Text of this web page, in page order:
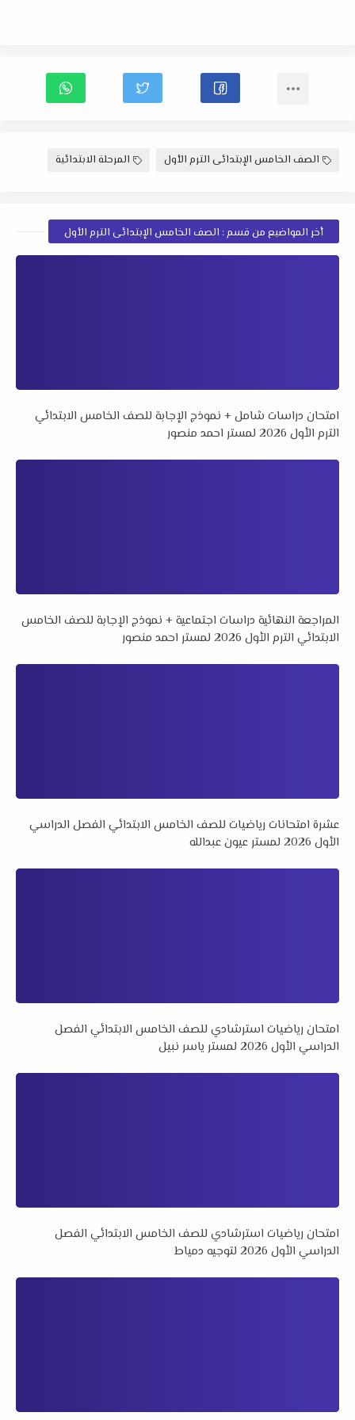
الصف الخامس الإبتدائى الترم الأول المرحلة الابتدائية
أخر المواضيع من قسم : الصف الخامس الإبتدائى الترم الأول
امتحان دراسات شامل + نموذج الإجابة للصف الخامس الابتدائي
الترم الأول 2026 لمستر احمد منصور
المراجعة النهائية دراسات اجتماعية + نموذج الإجابة للصف الخامس
الابتدائي الترم الأول 2026 لمستر احمد منصور
عشرة امتحانات رياضيات للصف الخامس الابتدائي الفصل الدراسي
الأول 2026 لمستر عيون عبدالله
امتحان رياضيات استرشادي للصف الخامس الابتدائي الفصل
الدراسي الأول 2026 لمستر ياسر نبيل
امتحان رياضيات استرشادي للصف الخامس الابتدائي الفصل
الدراسي الأول 2026 لتوجيه دمياط